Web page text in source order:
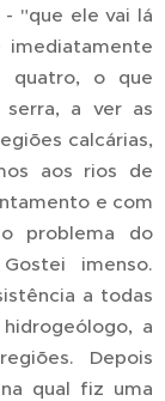
"que ele vai lá
quatro, o que
serra, a ver as
calcárias,
aos rios de
e com
problema do
imenso.
a todas
a
Depois
qual fiz uma